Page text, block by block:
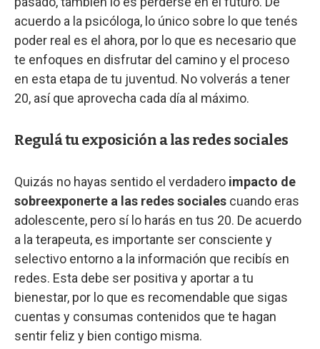
acuerdo a la psicóloga, lo único sobre lo que tenés
poder real es el ahora, por lo que es necesario que
te enfoques en disfrutar del camino y el proceso
en esta etapa de tu juventud. No volverás a tener
20, así que aprovecha cada día al máximo.
Regulá tu exposición a las redes sociales
Quizás no hayas sentido el verdadero impacto de
sobreexponerte a las redes sociales cuando eras
adolescente, pero sí lo harás en tus 20. De acuerdo
a la terapeuta, es importante ser consciente y
selectivo entorno a la información que recibís en
redes. Esta debe ser positiva y aportar a tu
bienestar, por lo que es recomendable que sigas
cuentas y consumas contenidos que te hagan
sentir feliz y bien contigo misma.